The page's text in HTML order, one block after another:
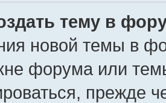
тему в
новой темы в
форума или
прежде